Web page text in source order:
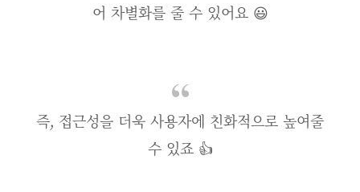
어 차별화를 줄 수 있어요 😃
즉, 접근성을 더욱 사용자에 친화적으로 높여줄
수 있죠 👍